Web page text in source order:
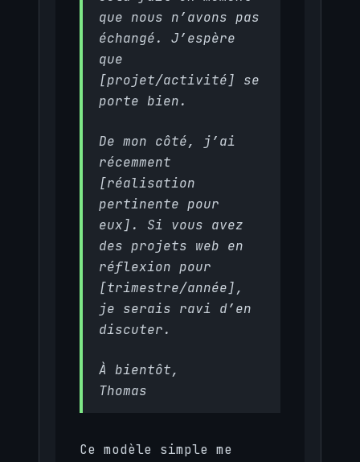
que nous n’avons pas
échangé. J’espère
que
[projet/activité] se
porte bien.
De mon côté, j’ai
récemment
[réalisation
pertinente pour
eux]. Si vous avez
des projets web en
réflexion pour
[trimestre/année],
je serais ravi d’en
discuter.
À bientôt,
Thomas
Ce modèle simple me